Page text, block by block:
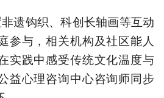
遗钩织、科创长轴画等互动
参与，相关机构及社区能人
实践中感受传统文化温度与
益心理咨询中心咨询师同步